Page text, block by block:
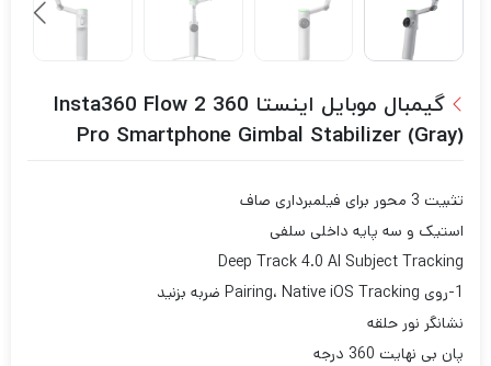
گیمبال موبایل اینستا 360 Insta360 Flow 2
Pro Smartphone Gimbal Stabilizer (Gray)
تثبیت 3 محور برای فیلمبرداری صاف
استیک و سه پایه داخلی سلفی
Deep Track 4.0 AI Subject Tracking
1-روی Pairing، Native iOS Tracking ضربه بزنید
نشانگر نور حلقه
پان بی نهایت 360 درجه